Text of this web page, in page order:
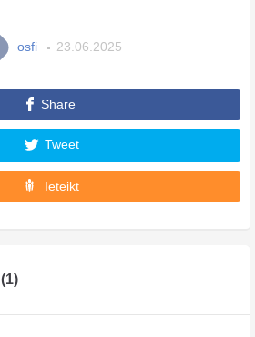
osfi 23.06.2025
Share
Tweet
Ieteikt